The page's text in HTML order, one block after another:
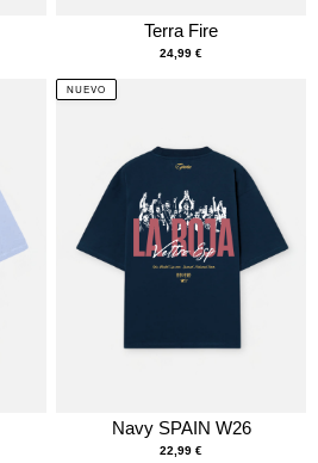
Terra Fire
24,99 €
NUEVO
Navy SPAIN W26
22,99 €